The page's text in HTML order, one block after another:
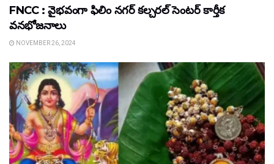
FNCC : వైభవంగా ఫిలిం నగర్ కల్చరల్ సెంటర్ కార్తీక
వనభోజనాలు
NOVEMBER 26, 2024